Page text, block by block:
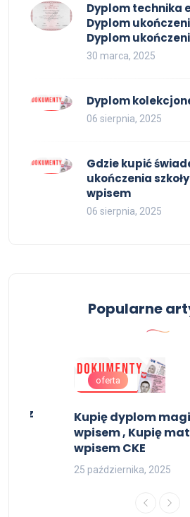
Dyplom technika
Dyplom
Dyplom
30 marca, 2025
Dyplom
06 sierpnia, 2025
Gdzie kupić
ukończenia
wpisem
06 sierpnia, 2025
Popularne
z
oferta
Kupię dyplom
wpisem , Kupię
wpisem CKE
25 października, 2025